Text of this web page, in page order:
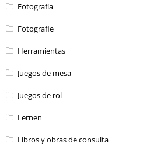
Fotografía
Fotografie
Herramientas
Juegos de mesa
Juegos de rol
Lernen
Libros y obras de consulta